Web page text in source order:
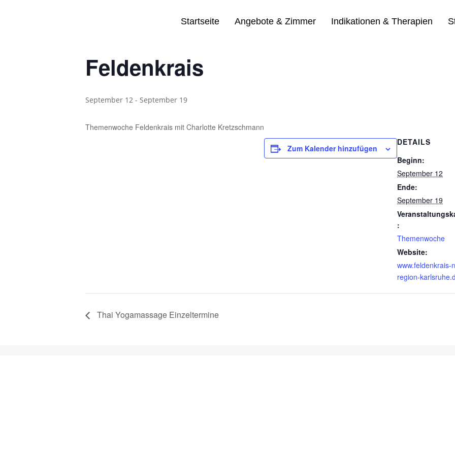
Startseite Angebote & Zimmer Indikationen & Therapien
Feldenkrais
September 12 - September 19
Themenwoche Feldenkrais mit Charlotte Kretzschmann
Zum Kalender hinzufügen
DETAILS
Beginn:
September 12
Ende:
September 19
:
Themenwoche
Website:
www.feldenkrais-
region-
Thai Yogamassage Einzeltermine